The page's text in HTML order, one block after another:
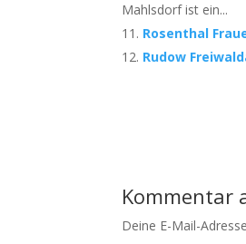
Mahlsdorf ist ein...
Rosenthal
Rudow
Kommentar
Deine E-Mail-